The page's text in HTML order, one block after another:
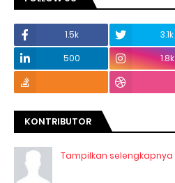
1.5k 3.1k
500
1.8k
KONTRIBUTOR
Tampilkan selengkapnya